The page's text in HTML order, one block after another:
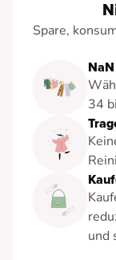
Spare,
34
und